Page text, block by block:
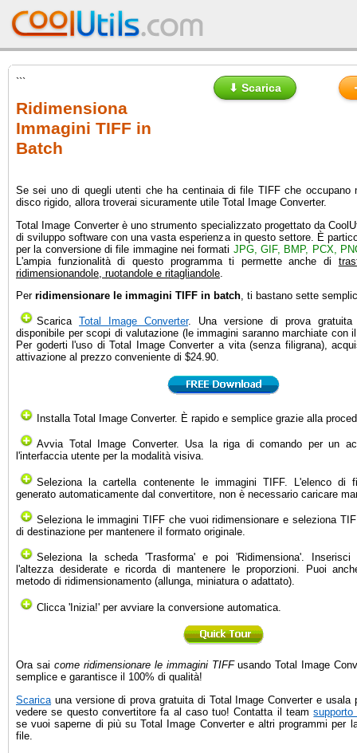
```
Ridimensiona
Immagini TIFF in
Batch
⬇ Scarica
Se sei uno di quegli utenti che ha centinaia di file TIFF che occupano
disco rigido, allora troverai sicuramente utile Total Image Converter.
Total Image Converter è uno strumento specializzato progettato da
di sviluppo software con una vasta esperienza in questo settore. È
per la conversione di file immagine nei formati JPG, GIF, BMP, PCX,
L'ampia funzionalità di questo programma ti permette anche di
ridimensionandole, ruotandole e ritagliandole
Per ridimensionare le immagini TIFF in batch , ti bastano sette
Scarica Total Image Converter. Una versione di prova
disponibile per scopi di valutazione (le immagini saranno marchiate con
Per goderti l'uso di Total Image Converter a vita (senza filigrana),
attivazione al prezzo conveniente di $24.90.
Installa Total Image Converter. È rapido e semplice grazie alla
Avvia Total Image Converter. Usa la riga di comando per un
l'interfaccia utente per la modalità visiva.
Seleziona la cartella contenente le immagini TIFF. L'elenco di
generato automaticamente dal convertitore, non è necessario caricare
Seleziona le immagini TIFF che vuoi ridimensionare e seleziona
di destinazione per mantenere il formato originale.
Seleziona la scheda 'Trasforma' e poi 'Ridimensiona'.
l'altezza desiderate e ricorda di mantenere le proporzioni. Puoi
metodo di ridimensionamento (allunga, miniatura o adattato).
Clicca 'Inizia!' per avviare la conversione automatica.
Ora sai come ridimensionare le immagini TIFFusando Total Image
semplice e garantisce il 100% di qualità!
Scarica una versione di prova gratuita di Total Image Converter e usala
vedere se questo convertitore fa al caso tuo! Contatta il team
se vuoi saperne di più su Total Image Converter e altri programmi per
file.